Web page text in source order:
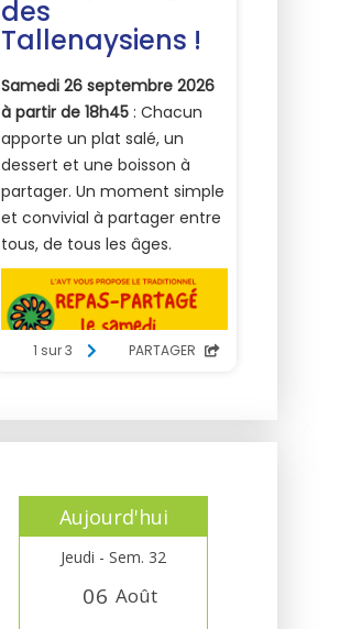
Aujourd'hui
Jeudi - Sem. 32
06 Août